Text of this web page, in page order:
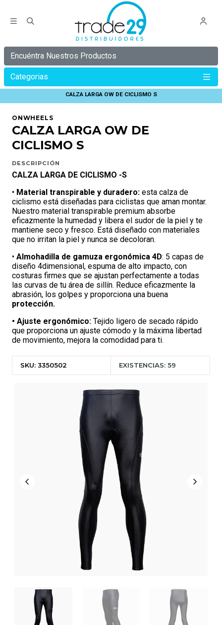
Encuéntra Nuestros Productos
Categorias
Inicio
CALZA LARGA OW DE CICLISMO S
ONWHEELS
CALZA LARGA OW DE
CICLISMO S
DESCRIPCIÓN
CALZA LARGA DE CICLISMO -S
• Material transpirable y duradero: esta calza de
ciclismo está diseñadas para ciclistas que aman montar.
Nuestro material transpirable premium absorbe
eficazmente la humedad y libera el sudor de la piel y te
mantiene seco y fresco. Está diseñado con materiales
que no irritan la piel y nunca se decoloran.
• Almohadilla de gamuza ergonómica 4D: 5 capas de
diseño 4dimensional, espuma de alto impacto, con
costuras firmes que se ajustan perfectamente a todas
las curvas de tu área de sillín. Reduce eficazmente la
abrasión, los golpes y proporciona una buena
protección.
• Ajuste ergonómico: Tejido ligero de secado rápido
que proporciona un ajuste cómodo y la máxima libertad
de movimiento, mejora la comodidad para ti.
SKU: 3350502 EXISTENCIAS: 59